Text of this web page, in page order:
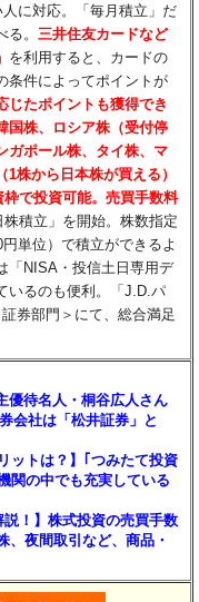
に対応。「毎月積立」だ
。 三井住友カードなど
を利用すると、カードの
条件によってポイントが
じたポイントも獲得でき
国株、ロシア株（受付停
ガポール株、タイ株、マ
1株から日本株が買える）
枠で投資可能。売買手数料
株積立」を開始。株数指定
単位）で積立ができるよ
「NISA・投信土日専用デ
いるのも便利。「J.D.パ
券部門＞にて、総合満足
優待名人・桐谷広人さん
会社は「松井証券」と
ットは？】｢つみたて投資
関の中でも充実している
！】株式投資の売買手数
、夜間取引など、商品・